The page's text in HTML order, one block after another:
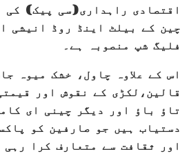
اقتصادی راہداری(سی پیک) کی
چین کے بیلٹ اینڈ روڈ انیشی
فلیگ شپ منصوبہ ہے۔
اس کے علاوہ چاول، خشک میوہ
قالین،لکڑی کے نقوش اور
تاؤ باؤ اور دیگر چینی ای
دستیاب ہیں جو صارفین کو
اور ثقافت سے متعارف کرا رہی